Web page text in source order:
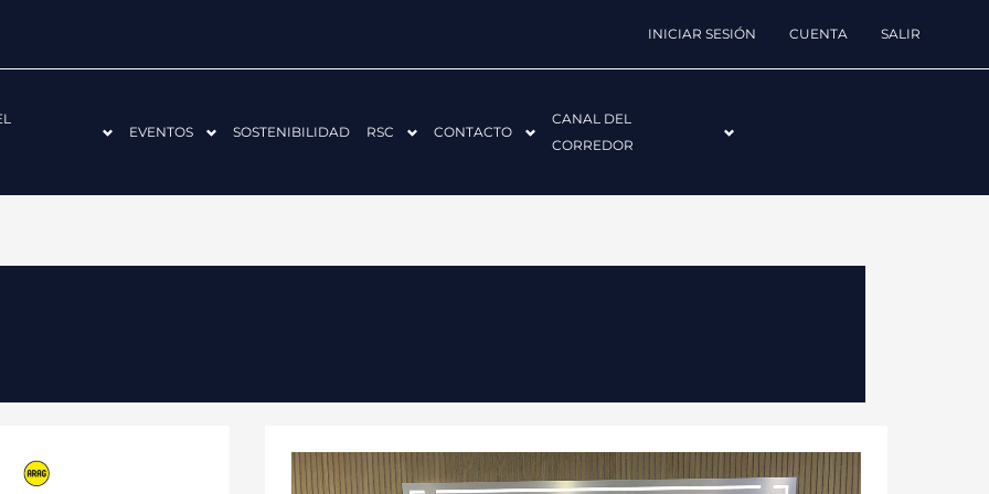
INICIAR SESIÓN CUENTA SALIR
EVENTOS SOSTENIBILIDAD RSC CONTACTO
CANAL DEL
CORREDOR
ARAG
ENTREGA
EL